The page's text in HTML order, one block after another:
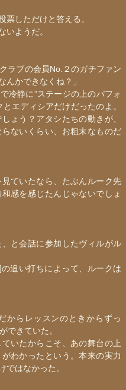
票しただけと答える。
いようだ。
ラブの会員No.２のガチファン
んかできなくね？」
冷静に”ステージの上のパフォ
と エディシアだけだったのよ。
ょう？アタシたちの動きが、
ないくらい、お粗末なものだ
ていたなら、たぶんルーク先
感を感じたんじゃないでしょ
と会話に参加したヴィルがル
追い打ちによって、ルークは
からレッスンのときからずっ
できていた。
いたからこそ、あの舞台の上
わかったという。本来の実力
ではなかった。